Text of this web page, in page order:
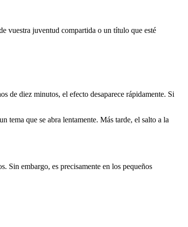
vuestra juventud compartida o un título que esté
de diez minutos, el efecto desaparece rápidamente. Si
tema que se abra lentamente. Más tarde, el salto a la
Sin embargo, es precisamente en los pequeños